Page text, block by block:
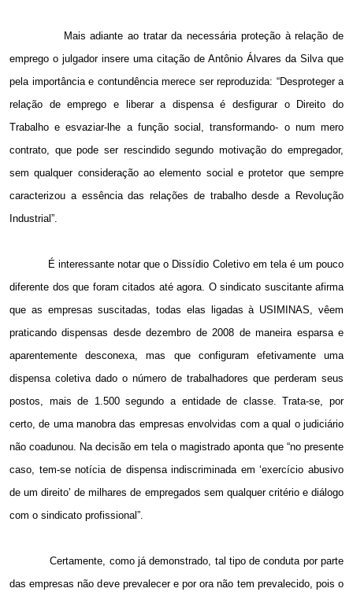
Mais adiante ao tratar da necessária proteção à relação de
emprego o julgador insere uma citação de Antônio Álvares da Silva que
pela importância e contundência merece ser reproduzida: “Desproteger a
relação de emprego e liberar a dispensa é desfigurar o Direito do
Trabalho e esvaziar-lhe a função social, transformando- o num mero
contrato, que pode ser rescindido segundo motivação do empregador,
sem qualquer consideração ao elemento social e protetor que sempre
caracterizou a essência das relações de trabalho desde a Revolução
Industrial”.
É interessante notar que o Dissídio Coletivo em tela é um pouco
diferente dos que foram citados até agora. O sindicato suscitante afirma
que as empresas suscitadas, todas elas ligadas à USIMINAS, vêem
praticando dispensas desde dezembro de 2008 de maneira esparsa e
aparentemente desconexa, mas que configuram efetivamente uma
dispensa coletiva dado o número de trabalhadores que perderam seus
postos, mais de 1.500 segundo a entidade de classe. Trata-se, por
certo, de uma manobra das empresas envolvidas com a qual o judiciário
não coadunou. Na decisão em tela o magistrado aponta que “no presente
caso, tem-se notícia de dispensa indiscriminada em ‘exercício abusivo
de um direito’ de milhares de empregados sem qualquer critério e diálogo
com o sindicato profissional”.
Certamente, como já demonstrado, tal tipo de conduta por parte
das empresas não deve prevalecer e por ora não tem prevalecido, pois o